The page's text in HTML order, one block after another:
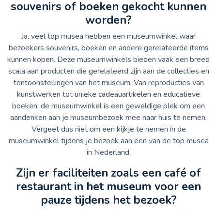
souvenirs of boeken gekocht kunnen
worden?
Ja, veel top musea hebben een museumwinkel waar
bezoekers souvenirs, boeken en andere gerelateerde items
kunnen kopen. Deze museumwinkels bieden vaak een breed
scala aan producten die gerelateerd zijn aan de collecties en
tentoonstellingen van het museum. Van reproducties van
kunstwerken tot unieke cadeauartikelen en educatieve
boeken, de museumwinkel is een geweldige plek om een
aandenken aan je museumbezoek mee naar huis te nemen.
Vergeet dus niet om een kijkje te nemen in de
museumwinkel tijdens je bezoek aan een van de top musea
in Nederland.
Zijn er faciliteiten zoals een café of
restaurant in het museum voor een
pauze tijdens het bezoek?